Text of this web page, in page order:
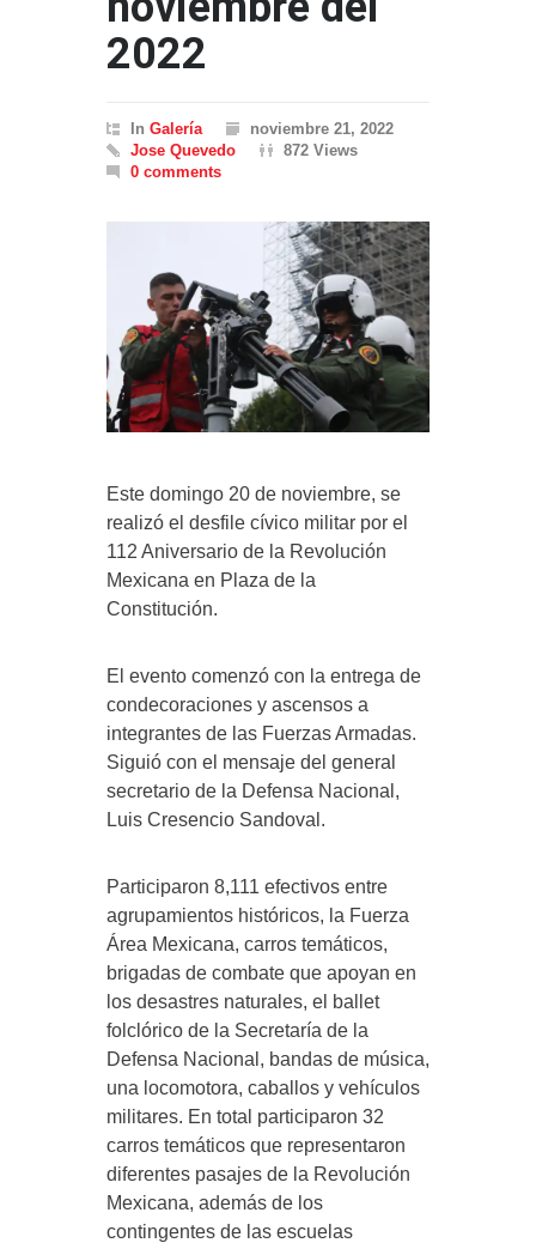
2022
In Galería
noviembre 21, 2022
Jose Quevedo
872 Views
0 comments
Este domingo 20 de noviembre, se
realizó el desfile cívico militar por el
112 Aniversario de la Revolución
Mexicana en Plaza de la
Constitución.
El evento comenzó con la entrega de
condecoraciones y ascensos a
integrantes de las Fuerzas Armadas.
Siguió con el mensaje del general
secretario de la Defensa Nacional,
Luis Cresencio Sandoval.
Participaron 8,111 efectivos entre
agrupamientos históricos, la Fuerza
Área Mexicana, carros temáticos,
brigadas de combate que apoyan en
los desastres naturales, el ballet
folclórico de la Secretaría de la
Defensa Nacional, bandas de música,
una locomotora, caballos y vehículos
militares. En total participaron 32
carros temáticos que representaron
diferentes pasajes de la Revolución
Mexicana, además de los
contingentes de las escuelas